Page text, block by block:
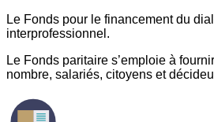
Le Fonds pour le financement du
interprofessionnel.
Le Fonds paritaire s’emploie à
nombre, salariés, citoyens et